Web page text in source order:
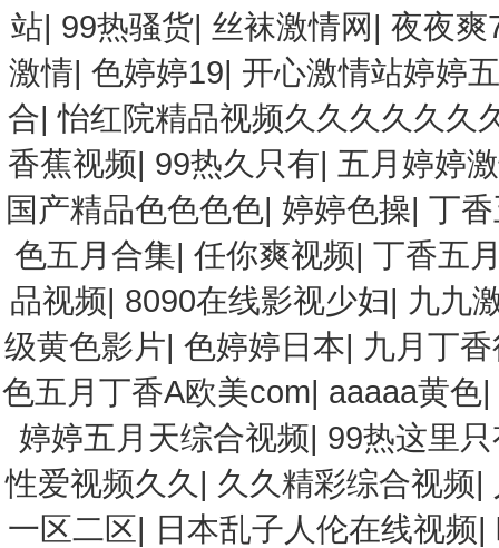
站| 99热骚货| 丝袜激情网|夜夜爽
激情| 色婷婷19| 开心激情站婷婷
合|怡红院精品视频久久久久久久
香蕉视频| 99热久只有| 五月婷婷
国产精品色色色色| 婷婷色操|丁
色五月合集|任你爽视频|丁香五
品视频| 8090在线影视少妇| 九九
级黄色影片|色婷婷日本| 九月丁
色五月丁香A欧美com| aaaaa黄色
婷婷五月天综合视频| 99热这里
性爱视频久久 | 久久精彩综合视频|
一区二区| 日本乱子人伦在线视频|